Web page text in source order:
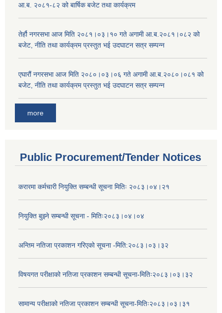
आ.ब. २०८१-८२ को बार्षिक बजेट तथा कार्यक्रम
तेर्हौ नगरसभा आज मिति २०८१।०३।१० गते अगामी आ.ब.२०८१।०८२ को
बजेट, नीति तथा कार्यक्रम प्रस्तुत भई उदघाटन सत्र सम्पन्न
एघारौं नगरसभा आज मिति २०८०।०३।०६ गते अगामी आ.ब.२०८०।०८१ को
बजेट, नीति तथा कार्यक्रम प्रस्तुत भई उदघाटन सत्र सम्पन्न
more
Public Procurement/Tender Notices
करारमा कर्मचारी नियुक्ति सम्बन्धी सूचना मितिः २०८३।०४।२१
नियुक्ति बुझ्ने सम्बन्धी सूचना - मितिः२०८३।०४।०४
अन्तिम नतिजा प्रकाशन गरिएको सूचना -मिति:२०८३।०३।३२
विषयगत परीक्षाको नतिजा प्रकाशन सम्बन्धी सूचना-मितिः२०८३।०३।३२
सामान्य परीक्षाको नतिजा प्रकाशन सम्बन्धी सूचना-मितिः२०८३।०३।३१